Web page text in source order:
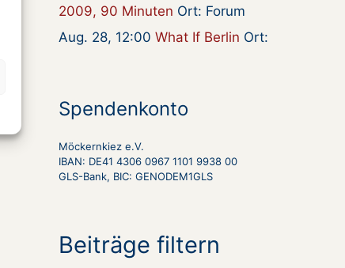
2009, 90 Minuten Ort: Forum
Aug. 28, 12:00 What If Berlin Ort:
Spendenkonto
Möckernkiez e.V.
IBAN: DE41 4306 0967 1101 9938 00
GLS-Bank, BIC: GENODEM1GLS
Beiträge filtern